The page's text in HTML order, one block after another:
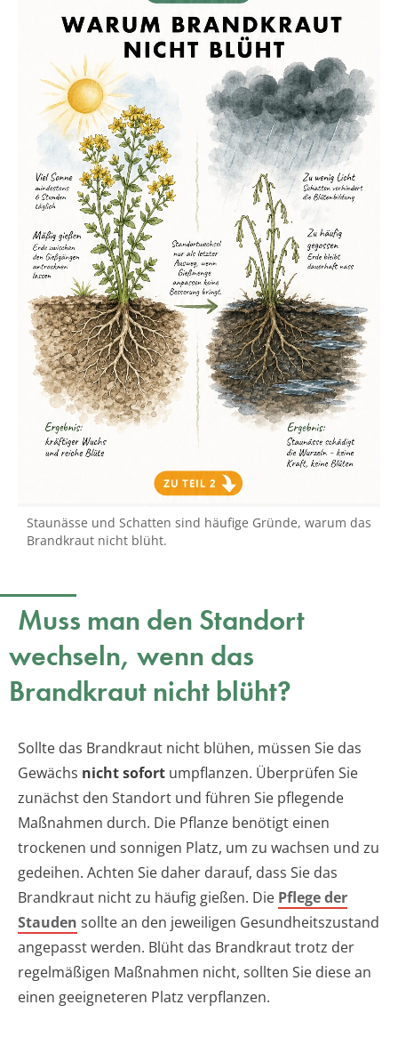
Staunässe und Schatten sind häufige Gründe, warum das
Brandkraut nicht blüht.
Muss man den Standort
wechseln, wenn das
Brandkraut nicht blüht?
Sollte das Brandkraut nicht blühen, müssen Sie das
Gewächs nicht sofort umpflanzen. Überprüfen Sie
zunächst den Standort und führen Sie pflegende
Maßnahmen durch. Die Pflanze benötigt einen
trockenen und sonnigen Platz, um zu wachsen und zu
gedeihen. Achten Sie daher darauf, dass Sie das
Brandkraut nicht zu häufig gießen. Die Pflege der
Stauden sollte an den jeweiligen Gesundheitszustand
angepasst werden. Blüht das Brandkraut trotz der
regelmäßigen Maßnahmen nicht, sollten Sie diese an
einen geeigneteren Platz verpflanzen.